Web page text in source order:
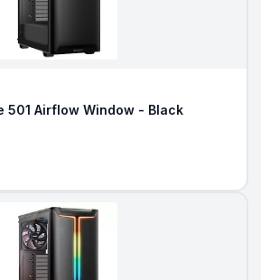
501 Airflow Window - Black